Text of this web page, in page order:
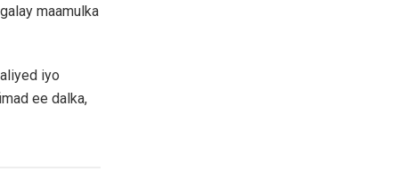
maamulka
iyo
ee dalka,